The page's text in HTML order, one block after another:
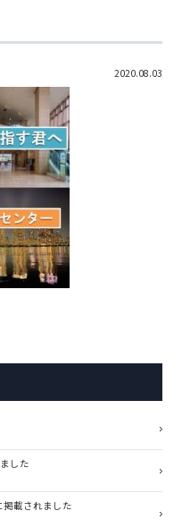
2020.08.03
した
載されました